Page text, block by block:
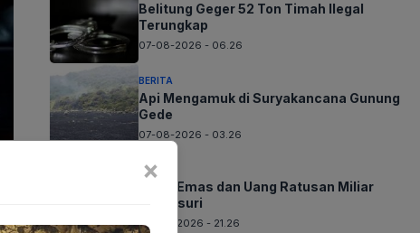
Belitung Geger 52 Ton Timah Ilegal
Terungkap
07-08-2026 - 06.26
BERITA
Api Mengamuk di Suryakancana Gunung
Gede
07-08-2026 - 03.26
BERITA
Jejak Emas dan Uang Ratusan Miliar
Ditelusuri
06-08-2026 - 21.26
×